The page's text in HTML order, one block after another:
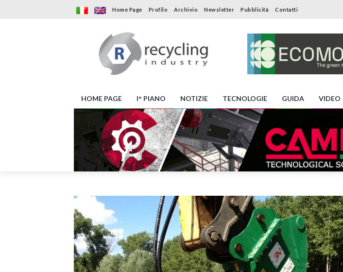
Home Page Profilo Archivio Newsletter Pubblicità Contatti
HOME PAGE I° PIANO NOTIZIE TECNOLOGIE GUIDA VIDEO